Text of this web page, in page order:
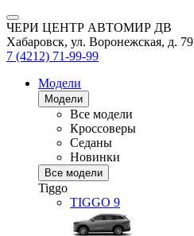
ЧЕРИ ЦЕНТР АВТОМИР ДВ
Хабаровск, ул. Воронежская, д. 79
7 (4212) 71-99-99
Модели
Модели
Все модели
Кроссоверы
Седаны
Новинки
Все модели
Tiggo
TIGGO 9